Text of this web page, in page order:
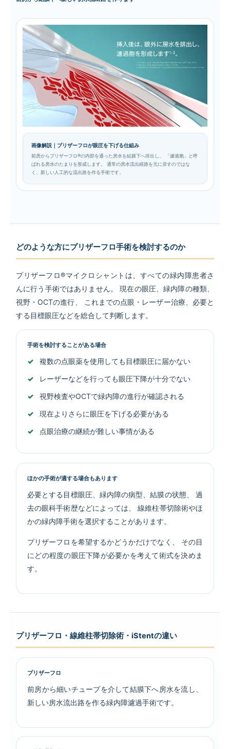
画像解説｜プリザーフロが眼圧を下げる仕組み
前房からプリザーフロ®の内部を通った房水を結膜下へ排出し、 「濾過胞」と呼
ばれる房水のたまりを形成します。 通常の房水流出経路を元に戻すのではな
く、新しい人工的な流出路を作る手術です。
どのような方にプリザーフロ手術を検討するのか
プリザーフロ®マイクロシャントは、すべての緑内障患者さ
んに行う手術ではありません。 現在の眼圧、緑内障の種類、
視野・OCTの進行、 これまでの点眼・レーザー治療、必要と
する目標眼圧などを総合して判断します。
手術を検討することがある場合
複数の点眼薬を使用しても目標眼圧に届かない
レーザーなどを行っても眼圧下降が十分でない
視野検査やOCTで緑内障の進行が確認される
現在よりさらに眼圧を下げる必要がある
点眼治療の継続が難しい事情がある
ほかの手術が適する場合もあります
必要とする目標眼圧、緑内障の病型、結膜の状態、 過
去の眼科手術歴などによっては、 線維柱帯切除術やほ
かの緑内障手術を選択することがあります。
プリザーフロを希望するかどうかだけでなく、 その目
にどの程度の眼圧下降が必要かを考えて術式を決めま
す。
プリザーフロ・線維柱帯切除術・iStentの違い
プリザーフロ
前房から細いチューブを介して結膜下へ房水を流し、
新しい房水流出路を作る緑内障濾過手術です。